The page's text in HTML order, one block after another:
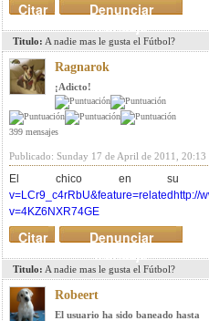
Denunciar
mensaje
Citar
Titulo: A nadie mas le gusta el Fútbol?
Ragnarok
¡Adicto!
399 mensajes
Publicado: Sunday 17 de April de 2011, 20:13
El chico en su
v=LCr9_c4rRbU&feature=related http://
v=4KZ6NXR74GE
Denunciar
mensaje
Citar
Titulo: A nadie mas le gusta el Fútbol?
Robeert
El usuario ha sido baneado hasta